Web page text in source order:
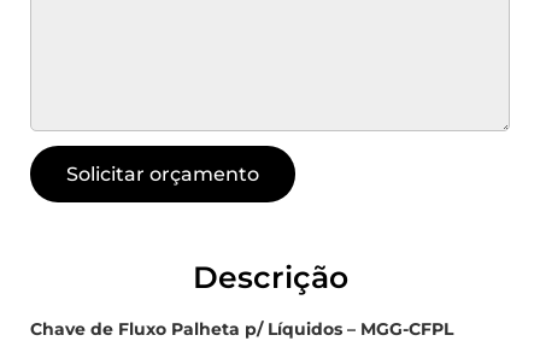
Solicitar orçamento
Descrição
Chave de Fluxo Palheta p/ Líquidos – MGG-CFPL